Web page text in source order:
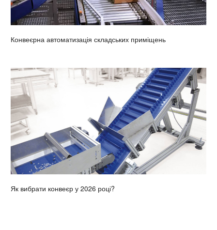
Конвеєрна автоматизація складських приміщень
Як вибрати конвеєр у 2026 році?